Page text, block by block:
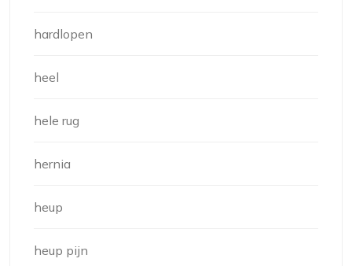
hardlopen
heel
hele rug
hernia
heup
heup pijn